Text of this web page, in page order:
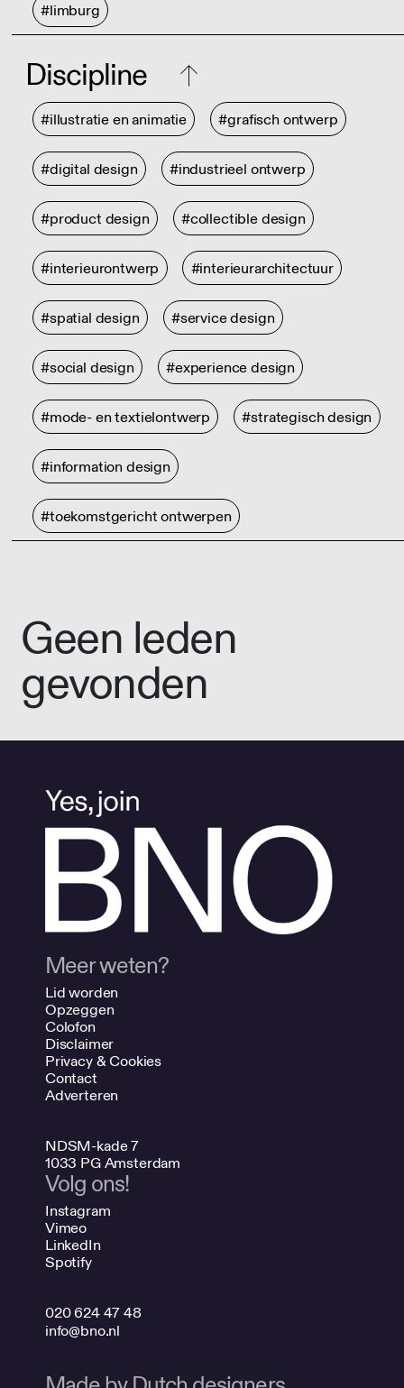
#limburg
Discipline
#illustratie en animatie #grafisch ontwerp
#digital design #industrieel ontwerp
#product design #collectible design
#interieurontwerp #interieurarchitectuur
#spatial design #service design
#social design #experience design
#mode- en textielontwerp #strategisch design
#information design
#toekomstgericht ontwerpen
Geen leden
gevonden
Meer weten?
Lid worden
Opzeggen
Colofon
Disclaimer
Privacy & Cookies
Contact
Adverteren
NDSM-kade 7
1033 PG Amsterdam
Volg ons!
Instagram
Vimeo
LinkedIn
Spotify
020 624 47 48
info@bno.nl